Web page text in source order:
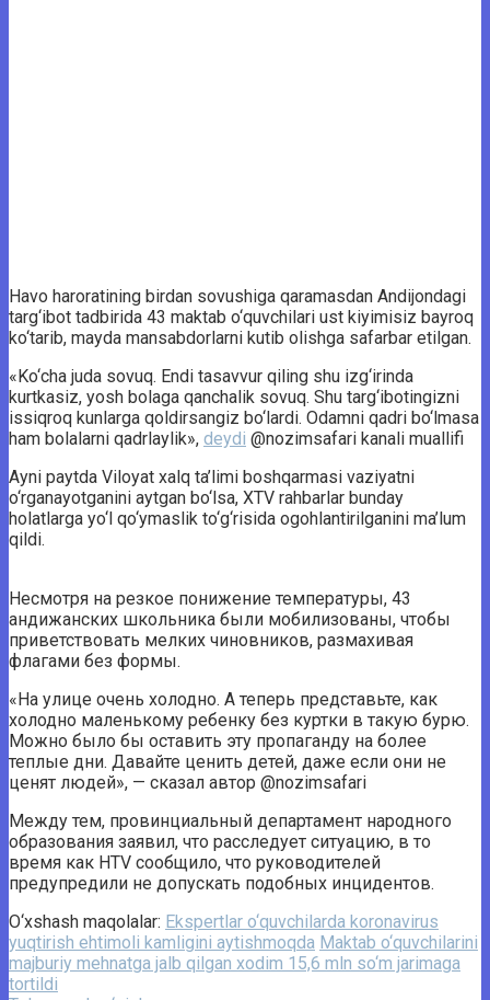
Havo haroratining birdan sovushiga qaramasdan Andijondagi
targ‘ibot tadbirida 43 maktab o‘quvchilari ust kiyimisiz bayroq
ko‘tarib, mayda mansabdorlarni kutib olishga safarbar etilgan.
«Ko‘cha juda sovuq. Endi tasavvur qiling shu izg‘irinda
kurtkasiz, yosh bolaga qanchalik sovuq. Shu targ‘ibotingizni
issiqroq kunlarga qoldirsangiz bo‘lardi. Odamni qadri bo‘lmasa
ham bolalarni qadrlaylik», deydi @nozimsafari kanali muallifi
Ayni paytda Viloyat xalq ta’limi boshqarmasi vaziyatni
o‘rganayotganini aytgan bo‘lsa, XTV rahbarlar bunday
holatlarga yo‘l qo‘ymaslik to‘g‘risida ogohlantirilganini ma’lum
qildi.
Несмотря на резкое понижение температуры, 43
андижанских школьника были мобилизованы, чтобы
приветствовать мелких чиновников, размахивая
флагами без формы.
«На улице очень холодно. А теперь представьте, как
холодно маленькому ребенку без куртки в такую ​​бурю.
Можно было бы оставить эту пропаганду на более
теплые дни. Давайте ценить детей, даже если они не
ценят людей», — сказал автор @nozimsafari
Между тем, провинциальный департамент народного
образования заявил, что расследует ситуацию, в то
время как HTV сообщило, что руководителей
предупредили не допускать подобных инцидентов.
O‘xshash maqolalar: Ekspertlar o‘quvchilarda koronavirus
yuqtirish ehtimoli kamligini aytishmoqda Maktab o‘quvchilarini
majburiy mehnatga jalb qilgan xodim 15,6 mln so‘m jarimaga
tortildi